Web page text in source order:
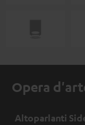
Opera
Altoparlanti